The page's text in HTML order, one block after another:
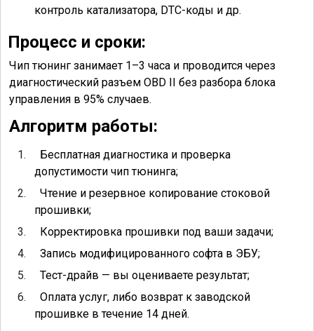
контроль катализатора, DTC-коды и др.
Процесс и сроки:
Чип тюнинг занимает 1–3 часа и проводится через
диагностический разъем OBD II без разбора блока
управления в 95% случаев.
Алгоритм работы:
1. Бесплатная диагностика и проверка
допустимости чип тюнинга;
2. Чтение и резервное копирование стоковой
прошивки;
3. Корректировка прошивки под ваши задачи;
4. Запись модифицированного софта в ЭБУ;
5. Тест-драйв — вы оцениваете результат;
6. Оплата услуг, либо возврат к заводской
прошивке в течение 14 дней.